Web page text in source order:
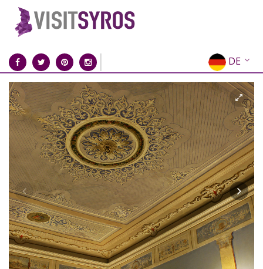
DE
EN
EL
FR
IT
ES
RU
CN